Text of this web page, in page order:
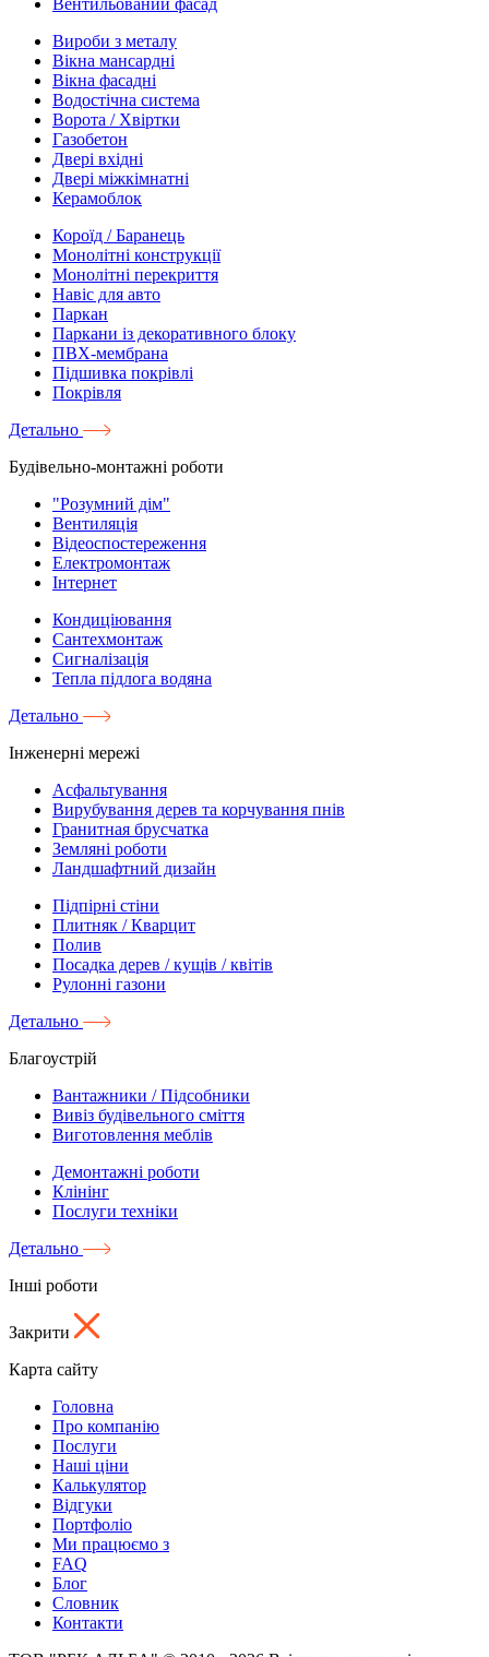
Вентильований фасад
Вироби з металу
Вікна мансардні
Вікна фасадні
Водостічна система
Ворота / Хвіртки
Газобетон
Двері вхідні
Двері міжкімнатні
Керамоблок
Короїд / Баранець
Монолітні конструкції
Монолітні перекриття
Навіс для авто
Паркан
Паркани із декоративного блоку
ПВХ-мембрана
Підшивка покрівлі
Покрівля
Детально
Будівельно-монтажні роботи
"Розумний дім"
Вентиляція
Відеоспостереження
Електромонтаж
Інтернет
Кондиціювання
Сантехмонтаж
Сигналізація
Тепла підлога водяна
Детально
Інженерні мережі
Асфальтування
Вирубування дерев та корчування пнів
Гранитная брусчатка
Земляні роботи
Ландшафтний дизайн
Підпірні стіни
Плитняк / Кварцит
Полив
Посадка дерев / кущів / квітів
Рулонні газони
Детально
Благоустрій
Вантажники / Підсобники
Вивіз будівельного сміття
Виготовлення меблів
Демонтажні роботи
Клінінг
Послуги техніки
Детально
Інші роботи
Закрити
Карта сайту
Головна
Про компанію
Послуги
Наші ціни
Калькулятор
Відгуки
Портфоліо
Ми працюємо з
FAQ
Блог
Словник
Контакти